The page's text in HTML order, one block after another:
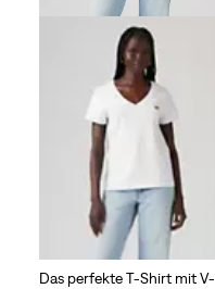
Das perfekte T-Shirt mit V-